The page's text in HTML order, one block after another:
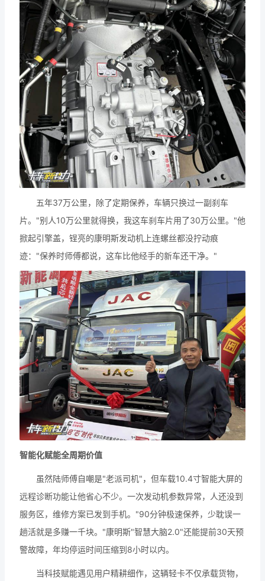
五年37万公里，除了定期保养，车辆只换过一副刹车
片。"别人10万公里就得换，我这车刹车片用了30万公里。"他
掀起引擎盖，锃亮的康明斯发动机上连螺丝都没拧动痕
迹："保养时师傅都说，这车比他经手的新车还干净。"
智能化赋能全周期价值
虽然陆师傅自嘲是"老派司机"，但车载10.4寸智能大屏的
远程诊断功能让他省心不少。一次发动机参数异常，人还没到
服务区，维修方案已发到手机。"90分钟极速保养，少耽误一
趟活就是多赚一千块。"康明斯"智慧大脑2.0"还能提前30天预
警故障，年均停运时间压缩到8小时以内。
当科技赋能遇见用户精耕细作，这辆轻卡不仅承载货物，